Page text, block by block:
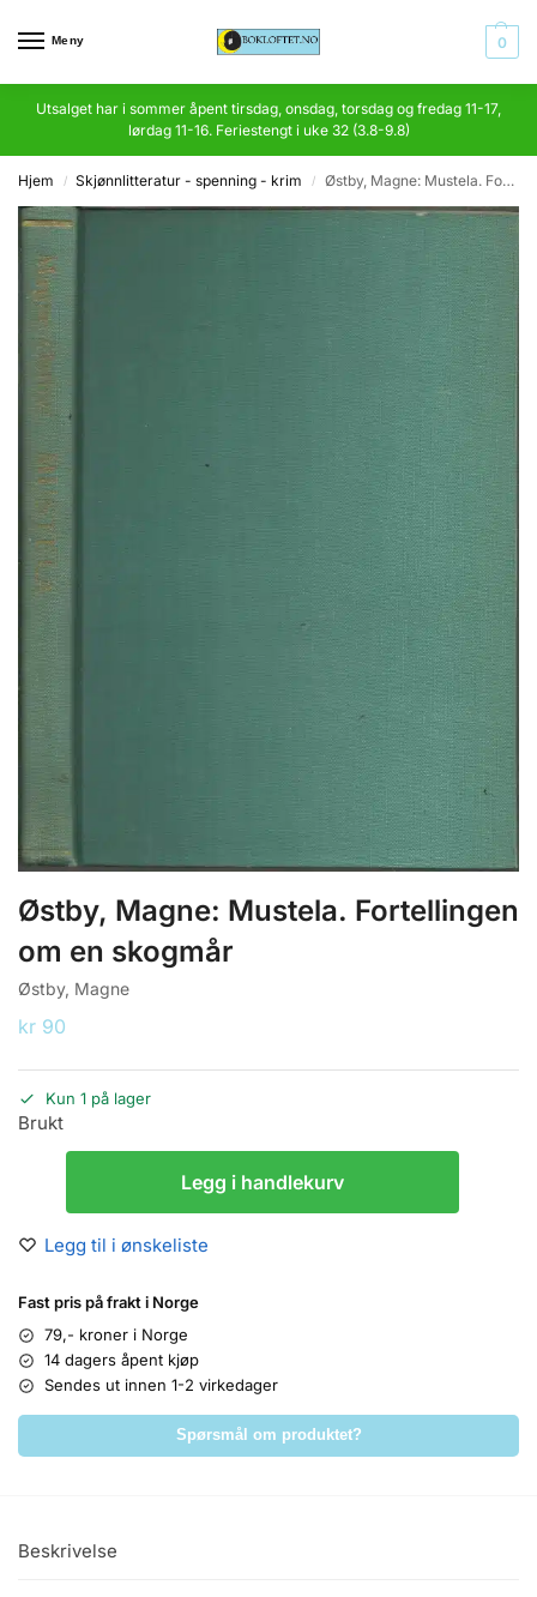
Meny 0
Utsalget har i sommer åpent tirsdag, onsdag, torsdag og fredag 11-17,
lørdag 11-16. Feriestengt i uke 32 (3.8-9.8)
Hjem / Skjønnlitteratur - spenning - krim / Østby, Magne: Mustela. Fortellingen om en skogmår
Østby, Magne: Mustela. Fortellingen
om en skogmår
Østby, Magne
kr 90
Kun 1 på lager
Brukt
Legg i handlekurv
Legg til i ønskeliste
Fast pris på frakt i Norge
79,- kroner i Norge
14 dagers åpent kjøp
Sendes ut innen 1-2 virkedager
Spørsmål om produktet?
Beskrivelse